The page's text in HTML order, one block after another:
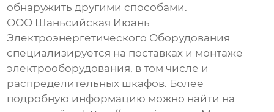
обнаружить другими способами.
ООО Шаньсийская Июань
Электроэнергетического Оборудования
специализируется на поставках и монтаже
электрооборудования, в том числе и
распределительных шкафов. Более
подробную информацию можно найти на